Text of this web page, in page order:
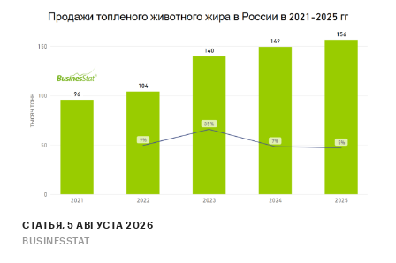
СТАТЬЯ, 5 АВГУСТА 2026
BUSINESSTAT